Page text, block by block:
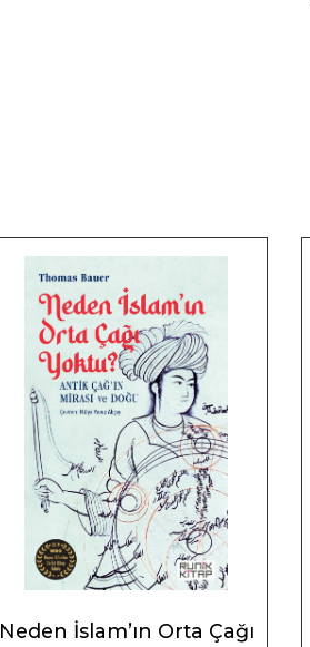
Neden İslam’ın Orta Çağı